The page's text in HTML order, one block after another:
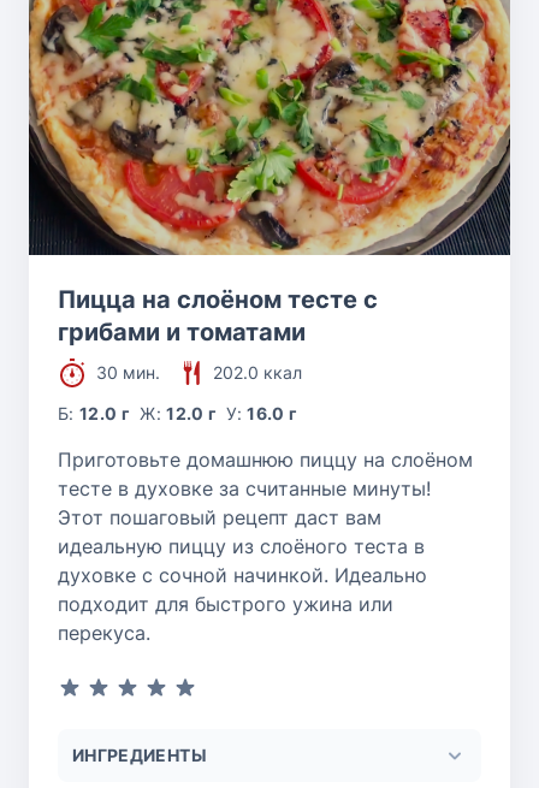
Пицца на слоёном тесте с
грибами и томатами
30 мин.
202.0 ккал
Б:12.0 г Ж:12.0 г У:16.0 г
Приготовьте домашнюю пиццу на слоёном
тесте в духовке за считанные минуты!
Этот пошаговый рецепт даст вам
идеальную пиццу из слоёного теста в
духовке с сочной начинкой. Идеально
подходит для быстрого ужина или
перекуса.
ИНГРЕДИЕНТЫ